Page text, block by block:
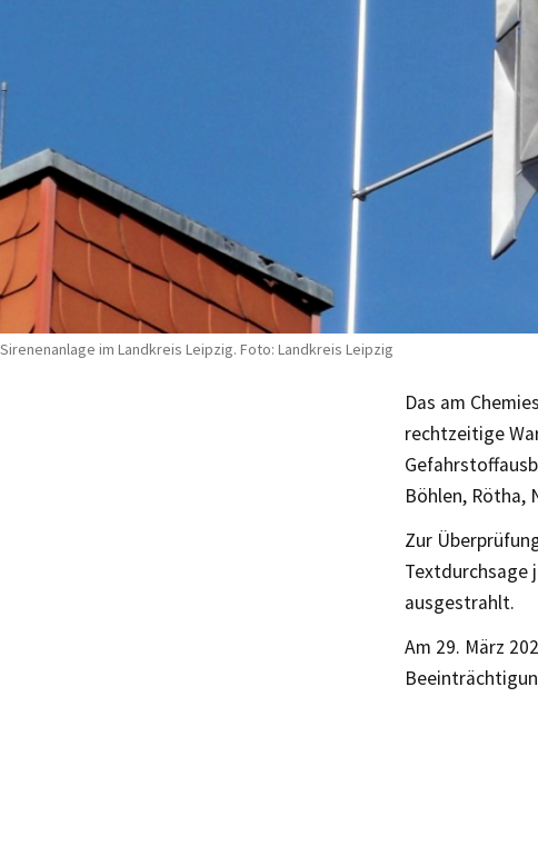
Sirenenanlage im Landkreis Leipzig. Foto: Landkreis Leipzig
Das am
rechtzeitige
Böhlen, Rötha,
Zur
Textdurchsage
ausgestrahlt.
Am 29. März